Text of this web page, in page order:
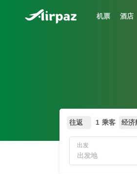
机票 酒店
往返 1 乘客 经济
出发